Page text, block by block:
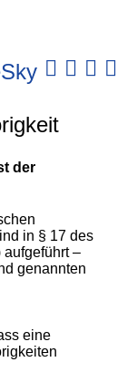
der
in § 17 des
–
genannten
eine